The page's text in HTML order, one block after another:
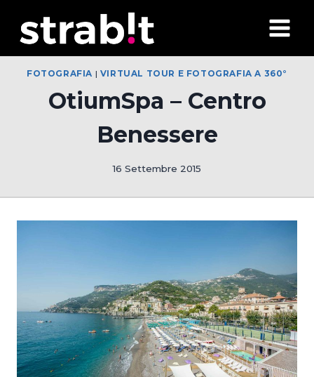
contenuto
FOTOGRAFIA | VIRTUAL TOUR E FOTOGRAFIA A 360°
OtiumSpa – Centro
Benessere
16 Settembre 2015